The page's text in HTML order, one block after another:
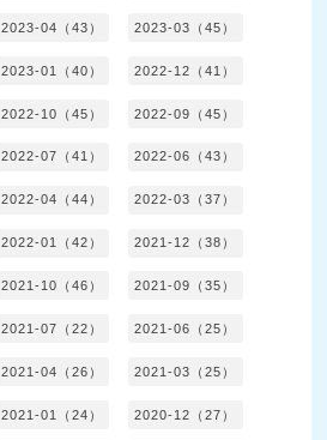
2023-04（43） 2023-03（45）
2023-01（40） 2022-12（41）
2022-10（45） 2022-09（45）
2022-07（41） 2022-06（43）
2022-04（44） 2022-03（37）
2022-01（42） 2021-12（38）
2021-10（46） 2021-09（35）
2021-07（22） 2021-06（25）
2021-04（26） 2021-03（25）
2021-01（24） 2020-12（27）